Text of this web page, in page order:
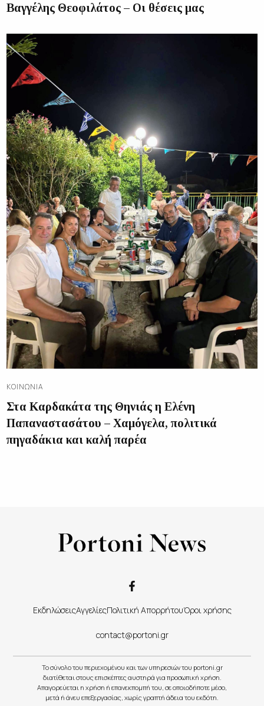
Βαγγέλης Θεοφιλάτος – Οι θέσεις μας
ΚΟΙΝΩΝΊΑ
Στα Καρδακάτα της Θηνιάς η Ελένη
Παπαναστασάτου – Χαμόγελα, πολιτικά
πηγαδάκια και καλή παρέα
ΕκδηλώσειςΑγγελίεςΠολιτική ΑπορρήτουΌροι χρήσης
contact@portoni.gr
Το σύνολο του περιεχομένου και των υπηρεσιών του portoni.gr
διατίθεται στους επισκέπτες αυστηρά για προσωπική χρήση.
Απαγορεύεται η χρήση ή επανεκπομπή του, σε οποιοδήποτε μέσο,
μετά ή άνευ επεξεργασίας, χωρίς γραπτή άδεια του εκδότη.